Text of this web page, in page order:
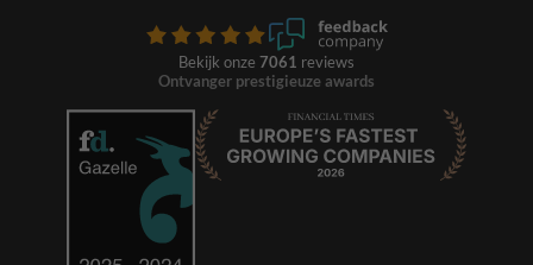
Bekijk onze 7061 reviews
Ontvanger prestigieuze awards